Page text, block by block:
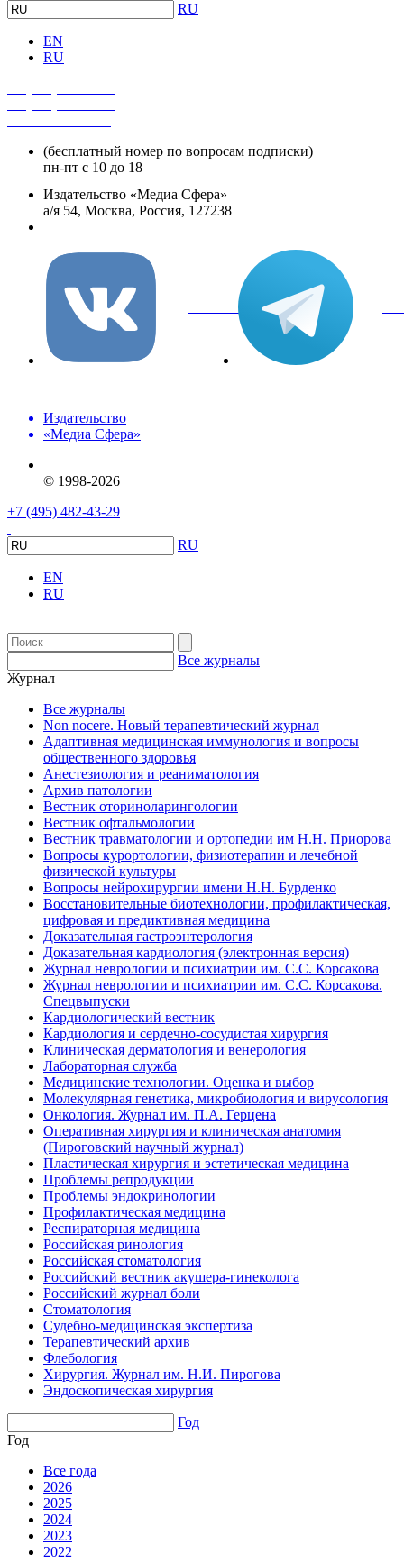
RU
EN
RU
(бесплатный номер по вопросам подписки)
пн-пт с 10 до 18
Издательство «Медиа Сфера»
а/я 54, Москва, Россия, 127238
вКонтакте
Издательство
«Медиа Сфера»
© 1998-2026
+7 (495) 482-43-29
RU
EN
RU
Все журналы
Журнал
Все журналы
Non nocere. Новый терапевтический журнал
Адаптивная медицинская иммунология и вопросы
общественного здоровья
Анестезиология и реаниматология
Архив патологии
Вестник оториноларингологии
Вестник офтальмологии
Вестник травматологии и ортопедии им Н.Н. Приорова
Вопросы курортологии, физиотерапии и лечебной
физической культуры
Вопросы нейрохирургии имени Н.Н. Бурденко
Восстановительные биотехнологии, профилактическая,
цифровая и предиктивная медицина
Доказательная гастроэнтерология
Доказательная кардиология (электронная версия)
Журнал неврологии и психиатрии им. С.С. Корсакова
Журнал неврологии и психиатрии им. С.С. Корсакова.
Спецвыпуски
Кардиологический вестник
Кардиология и сердечно-сосудистая хирургия
Клиническая дерматология и венерология
Лабораторная служба
Медицинские технологии. Оценка и выбор
Молекулярная генетика, микробиология и вирусология
Онкология. Журнал им. П.А. Герцена
Оперативная хирургия и клиническая анатомия
(Пироговский научный журнал)
Пластическая хирургия и эстетическая медицина
Проблемы репродукции
Проблемы эндокринологии
Профилактическая медицина
Респираторная медицина
Российская ринология
Российская стоматология
Российский вестник акушера-гинеколога
Российский журнал боли
Стоматология
Судебно-медицинская экспертиза
Терапевтический архив
Флебология
Хирургия. Журнал им. Н.И. Пирогова
Эндоскопическая хирургия
Год
Год
Все года
2026
2025
2024
2023
2022